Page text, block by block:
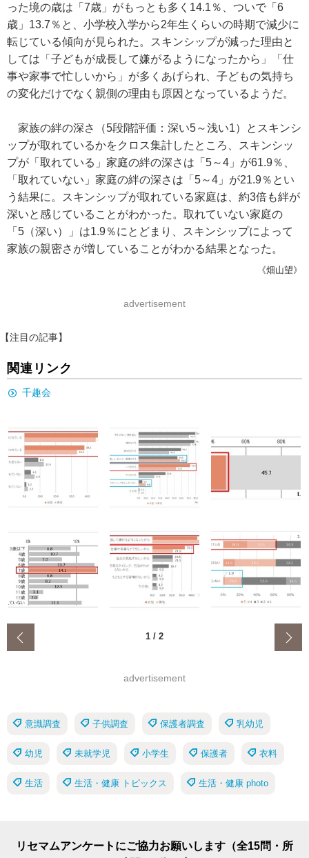
った境の歳は「7歳」がもっとも多く14.1％、ついで「6
歳」13.7％と、小学校入学から2年生くらいの時期で減少に
転じている傾向が見られた。スキンシップが減った理由と
しては「子どもが成長して嫌がるようになったから」「仕
事や家事で忙しいから」が多くあげられ、子どもの気持ち
の変化だけでなく親側の理由も原因となっているようだ。
家族の絆の深さ（5段階評価：深い5～浅い1）とスキンシ
ップが取れているかをクロス集計したところ、スキンシッ
プが「取れている」家庭の絆の深さは「5～4」が61.9％、
「取れていない」家庭の絆の深さは「5～4」が21.9％とい
う結果に。スキンシップが取れている家庭は、約3倍も絆が
深いと感じていることがわかった。取れていない家庭の
「5（深い）」は1.9％にとどまり、スキンシップによって
家族の親密さが増していることがわかる結果となった。
《畑山望》
advertisement
【注目の記事】
関連リンク
千趣会
1 / 2
advertisement
意識調査 子供調査 保護者調査 乳幼児
幼児 未就学児 小学生 保護者 衣料
生活 生活・健康 トピックス 生活・健康 photo
リセマムアンケートにご協力お願いします（全15問・所